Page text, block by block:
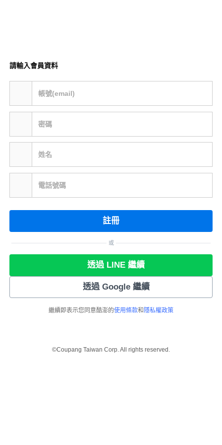
請輸入會員資料
帳號(email)
密碼
姓名
電話號碼
註冊
或
透過 LINE 繼續
透過 Google 繼續
繼續即表示您同意酷澎的使用條款和 隱私權政策
©Coupang Taiwan Corp. All rights reserved.